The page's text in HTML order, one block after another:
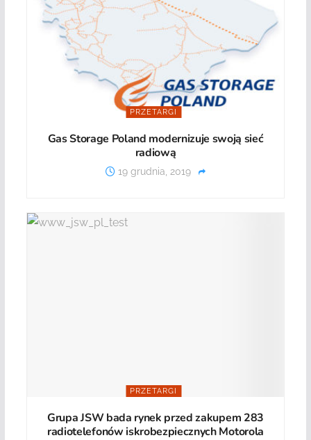
PRZETARGI
Gas Storage Poland modernizuje swoją sieć
radiową
19 grudnia, 2019
PRZETARGI
Grupa JSW bada rynek przed zakupem 283
radiotelefonów iskrobezpiecznych Motorola